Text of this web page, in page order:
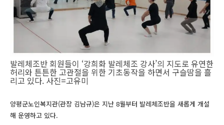
발레체조반 회원들이 ‘강희화 발레체조 강사’의 지도로 유연한
허리와 튼튼한 고관절을 위한 기초동작을 하면서 구슬땀을 흘
리고 있다. 사진=고유미
양평군노인복지관(관장 김남규)은 지난 8월부터 발레체조반을 새롭게 개설
해 운영하고 있다.